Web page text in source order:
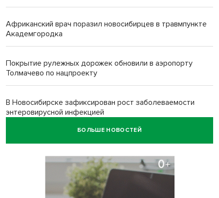
Африканский врач поразил новосибирцев в травмпункте
Академгородка
Покрытие рулежных дорожек обновили в аэропорту
Толмачево по нацпроекту
В Новосибирске зафиксирован рост заболеваемости
энтеровирусной инфекцией
БОЛЬШЕ НОВОСТЕЙ